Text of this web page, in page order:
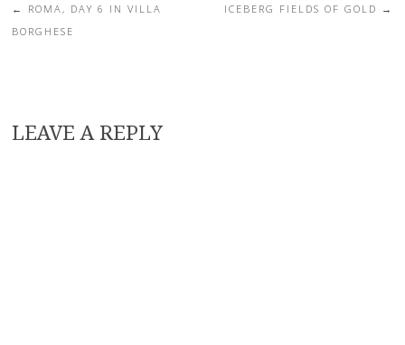
Post navigation
←
ROMA, DAY 6 IN VILLA
BORGHESE
ICEBERG FIELDS OF GOLD →
LEAVE A REPLY